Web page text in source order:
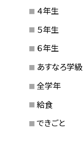
４年生
５年生
６年生
あすなろ学級
全学年
給食
できごと